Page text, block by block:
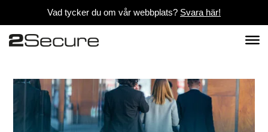
Vad tycker du om vår webbplats? Svara här!